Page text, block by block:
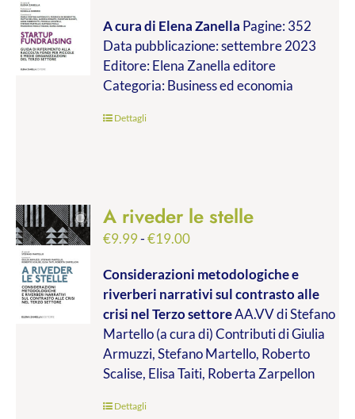
prezzo:
da
€24.99
a
A cura di Elena Zanella Pagine: 352
Data pubblicazione: settembre 2023
Editore: Elena Zanella editore
Categoria: Business ed economia
Dettagli
A riveder le stelle
€9.99-€19.00Fascia
prezzo:
da
€9.99
a
€19.00
Considerazioni metodologiche e
riverberi narrativi sul contrasto alle
crisi nel Terzo settoreAA.VV di Stefano
Martello (a cura di) Contributi di Giulia
Armuzzi, Stefano Martello, Roberto
Scalise, Elisa Taiti, Roberta Zarpellon
Dettagli